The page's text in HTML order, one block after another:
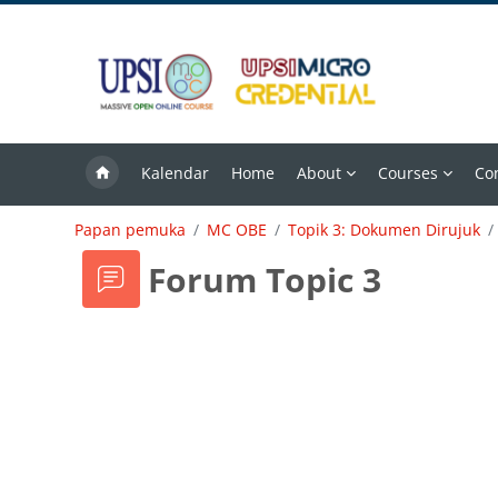
Kalendar Home About Courses
Papan pemuka MC OBE Topik 3: Dokumen Dirujuk
Forum Topic 3